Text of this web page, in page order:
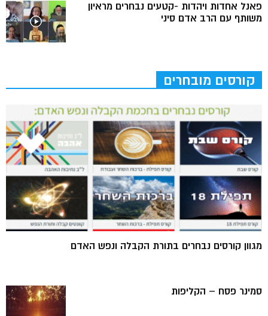
פאנל אחדות ויהדות -קטעים נבחרים מראיון
משותף עם הרב אדם סיני
קורסים מובחרים
מגוון קורסים נבחרים בתורת הקבלה ונפש האדם
סמינר פסח – הקליפות